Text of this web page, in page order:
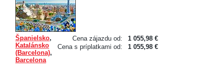
Cena zájazdu od:
1 055,98 €
Cena s príplatkami od:
1 055,98 €
Španielsko,
Katalánsko
(Barcelona),
Barcelona